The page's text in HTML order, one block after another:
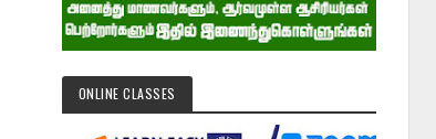
ONLINE CLASSES